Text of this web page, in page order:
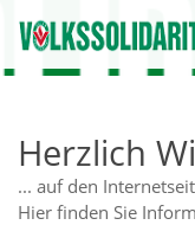
Direkt zur
Direkt zum Inhalt
Herzlich
... auf den
Hier finden Sie